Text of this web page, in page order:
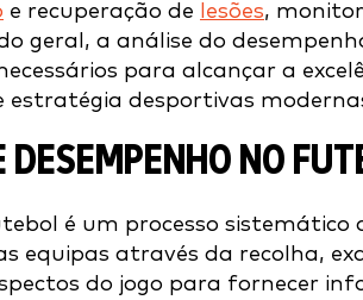
e recuperação de lesões,
geral, a análise do
para alcançar a
estratégia desportivas
NO
é um processo sistemático
equipas através da recolha,
do jogo para fornecer